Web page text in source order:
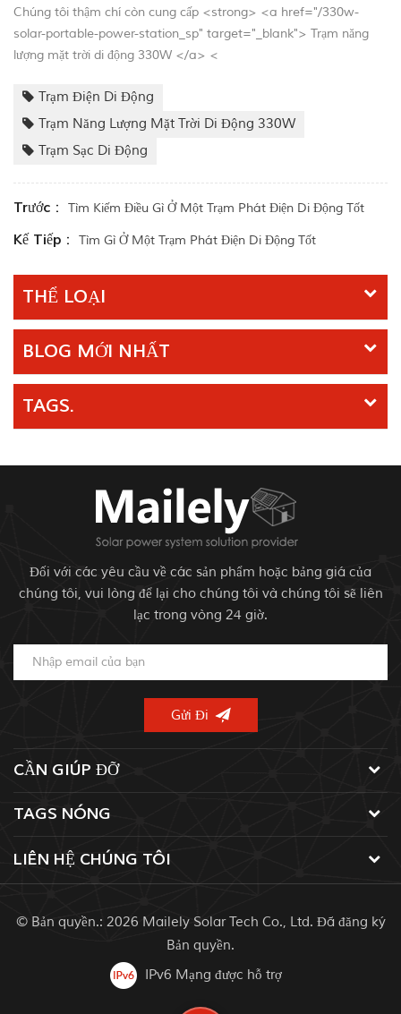
Chúng tôi thậm chí còn cung cấp <strong> <a href="/330w-
solar-portable-power-station_sp" target="_blank"> Trạm năng
lượng mặt trời di động 330W </a> <
Trạm Điện Di Động
Trạm Năng Lượng Mặt Trời Di Động 330W
Trạm Sạc Di Động
Trước : Tìm Kiếm Điều Gì Ở Một Trạm Phát Điện Di Động Tốt
Kế Tiếp : Tìm Gì Ở Một Trạm Phát Điện Di Động Tốt
THỂ LOẠI
BLOG MỚI NHẤT
TAGS.
Đối với các yêu cầu về các sản phẩm hoặc bảng giá của
chúng tôi, vui lòng để lại cho chúng tôi và chúng tôi sẽ liên
lạc trong vòng 24 giờ.
CẦN GIÚP ĐỠ
TAGS NÓNG
LIÊN HỆ CHÚNG TÔI
© Bản quyền.: 2026 Mailely Solar Tech Co., Ltd. Đã đăng ký
Bản quyền.
IPv6 Mạng được hỗ trợ